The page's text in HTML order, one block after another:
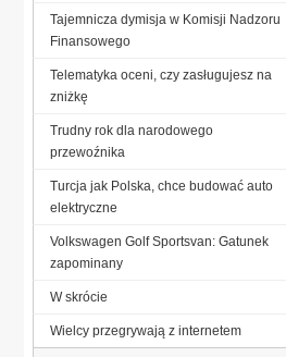
Tajemnicza dymisja w Komisji Nadzoru
Finansowego
Telematyka oceni, czy zasługujesz na
zniżkę
Trudny rok dla narodowego
przewoźnika
Turcja jak Polska, chce budować auto
elektryczne
Volkswagen Golf Sportsvan: Gatunek
zapominany
W skrócie
Wielcy przegrywają z internetem